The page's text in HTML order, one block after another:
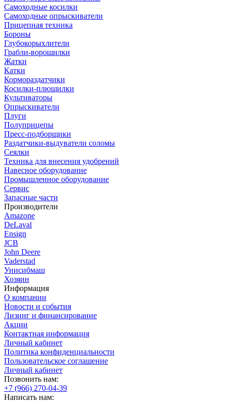
Самоходные косилки
Самоходные опрыскиватели
Прицепная техника
Бороны
Глубокорыхлители
Грабли-ворошилки
Жатки
Катки
Кормораздатчики
Косилки-плющилки
Культиваторы
Опрыскиватели
Плуги
Полуприцепы
Пресс-подборщики
Раздатчики-выдуватели соломы
Сеялки
Техника для внесения удобрений
Навесное оборудование
Промышленное оборудование
Сервис
Запасные части
Производители
Amazone
DeLaval
Ensign
JCB
John Deere
Vaderstad
Унисибмаш
Хозяин
Информация
О компании
Новости и события
Лизинг и финансирование
Акции
Контактная информация
Личный кабинет
Политика конфиденциальности
Пользовательское соглашение
Личный кабинет
Позвонить нам:
+7 (966) 270-04-39
Написать нам: